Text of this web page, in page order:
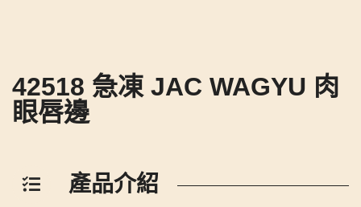
42518 急凍 JAC WAGYU 肉
眼唇邊
產品介紹